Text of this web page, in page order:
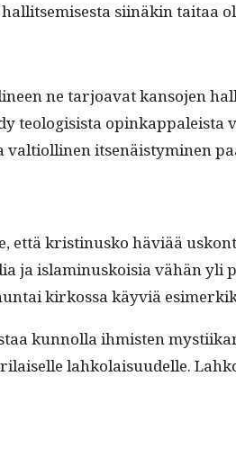
siinäkin taitaa
ne tar­joa­vat kan­so­jen
teol­o­gi­sista
itsenäistymi­nen
kristi­nusko häviää
ja islami­nuskoisia vähän yli
kirkos­sa käyviä
kun­nol­la ihmis­ten
lahko­laisu­udelle.